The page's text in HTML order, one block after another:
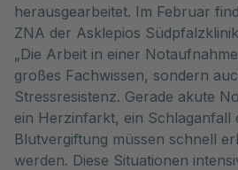
herausgearbeitet. Im Februar
ZNA der Asklepios
„Die Arbeit in einer
großes Fachwissen, sondern
Stressresistenz. Gerade akute
ein Herzinfarkt, ein Schlaganfall
Blutvergiftung müssen schnell
werden. Diese Situationen